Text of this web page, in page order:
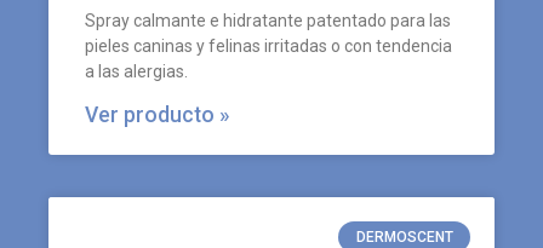
Spray calmante e hidratante patentado para las
pieles caninas y felinas irritadas o con tendencia
a las alergias.
Ver producto »
DERMOSCENT